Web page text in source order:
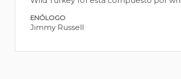
ENÓLOGO
Jimmy Russell